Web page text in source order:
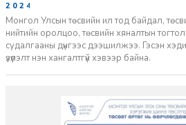
2024-06-07
Монгол Улсын төсвийн ил тод байдал,
нийтийн оролцоо, төсвийн хяналтын
судалгааны дүнгээс дээшилжээ. Гэсэн
үзүүлэлт нэн хангалтгүй хэвээр байна.